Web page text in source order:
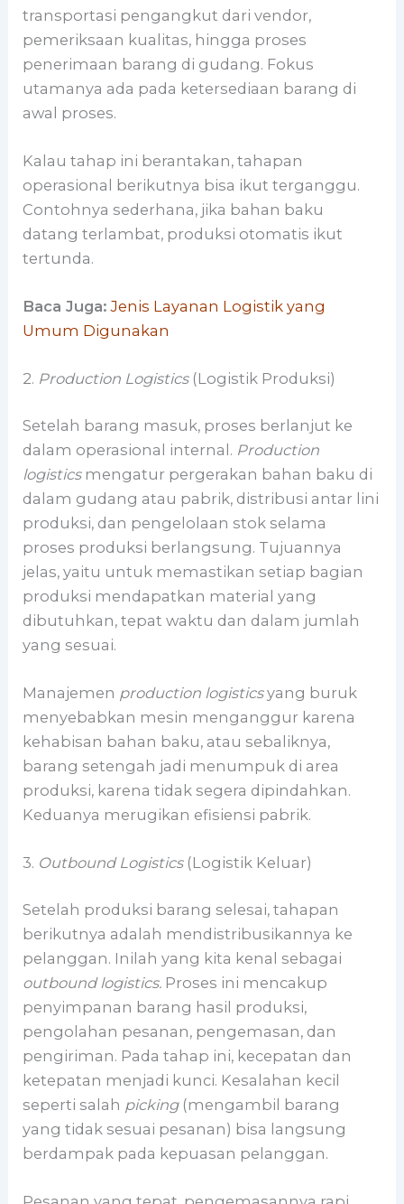
transportasi pengangkut dari vendor,
pemeriksaan kualitas, hingga proses
penerimaan barang di gudang. Fokus
utamanya ada pada ketersediaan barang di
awal proses.
Kalau tahap ini berantakan, tahapan
operasional berikutnya bisa ikut terganggu.
Contohnya sederhana, jika bahan baku
datang terlambat, produksi otomatis ikut
tertunda.
Baca Juga: Jenis Layanan Logistik yang
Umum Digunakan
2. Production Logistics(Logistik Produksi)
Setelah barang masuk, proses berlanjut ke
dalam operasional internal. Production
logisticsmengatur pergerakan bahan baku di
dalam gudang atau pabrik, distribusi antar lini
produksi, dan pengelolaan stok selama
proses produksi berlangsung. Tujuannya
jelas, yaitu untuk memastikan setiap bagian
produksi mendapatkan material yang
dibutuhkan, tepat waktu dan dalam jumlah
yang sesuai.
Manajemen production logisticsyang buruk
menyebabkan mesin menganggur karena
kehabisan bahan baku, atau sebaliknya,
barang setengah jadi menumpuk di area
produksi, karena tidak segera dipindahkan.
Keduanya merugikan efisiensi pabrik.
3. Outbound Logistics(Logistik Keluar)
Setelah produksi barang selesai, tahapan
berikutnya adalah mendistribusikannya ke
pelanggan. Inilah yang kita kenal sebagai
outbound logistics. Proses ini mencakup
penyimpanan barang hasil produksi,
pengolahan pesanan, pengemasan, dan
pengiriman. Pada tahap ini, kecepatan dan
ketepatan menjadi kunci. Kesalahan kecil
seperti salah picking(mengambil barang
yang tidak sesuai pesanan) bisa langsung
berdampak pada kepuasan pelanggan.